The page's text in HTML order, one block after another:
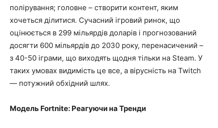
полірування; головне – створити контент, яким
хочеться ділитися. Сучасний ігровий ринок, що
оцінюється в 299 мільярдів доларів і прогнозований
досягти 600 мільярдів до 2030 року, перенасичений –
з 40-50 іграми, що виходять щодня тільки на Steam. У
таких умовах видимість це все, а вірусність на Twitch
— потужний обхідний шлях.
Модель Fortnite: Реагуючи на Тренди